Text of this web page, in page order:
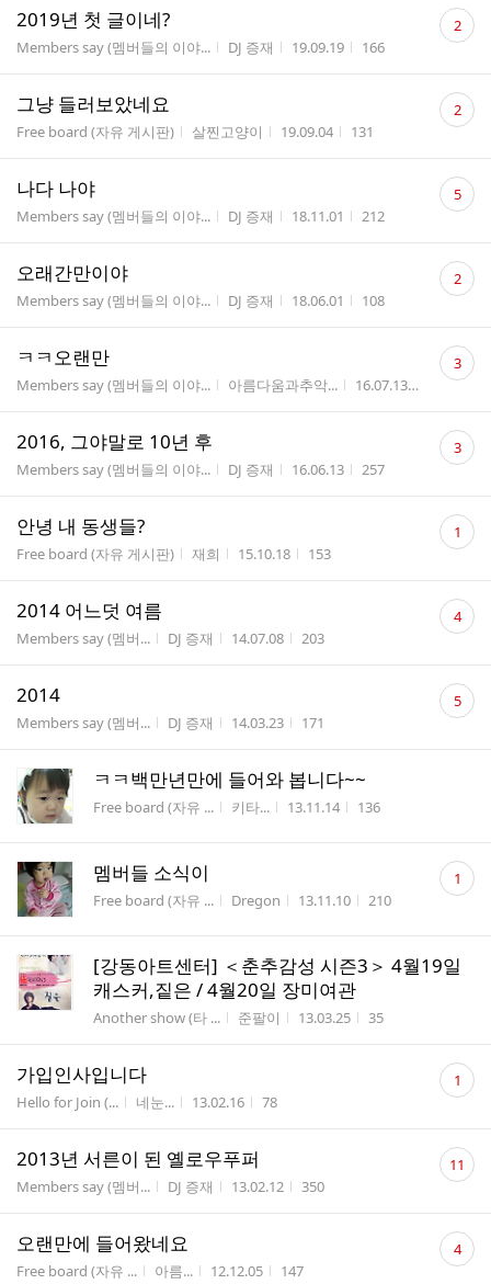
2019년 첫 글이네?
게시판명
Members say (멤버들의 이야... 작성자
DJ 증재 작성시간
19.09.19 조회수
166
댓
글 2
그냥 들러보았네요
게시판명
Free board (자유 게시판) 작성자
살찐고양이 작성시간
19.09.04 조회수
131
댓
글 2
나다 나야
게시판명
Members say (멤버들의 이야... 작성자
DJ 증재 작성시간
18.11.01 조회수
212
댓
글 5
오래간만이야
게시판명
Members say (멤버들의 이야... 작성자
DJ 증재 작성시간
18.06.01 조회수
108
댓
글 2
ㅋㅋ오랜만
게시판명
Members say (멤버들의 이야... 작성자
아름다움과추악... 작성시간
16.07.13 조회수
댓
글 3
2016, 그야말로 10년 후
게시판명
Members say (멤버들의 이야... 작성자
DJ 증재 작성시간
16.06.13 조회수
257
댓
글 3
안녕 내 동생들?
게시판명
Free board (자유 게시판) 작성자
재희 작성시간
15.10.18 조회수
153
댓
글 1
2014 어느덧 여름
게시판명
Members say (멤버... 작성자
DJ 증재 작성시간
14.07.08 조회수
203
댓
글 4
2014
게시판명
Members say (멤버... 작성자
DJ 증재 작성시간
14.03.23 조회수
171
댓
글 5
ㅋㅋ백만년만에 들어와 봅니다~~
게시판명
Free board (자유 ... 작성자
키타... 작성시간
13.11.14 조회수
136
멤버들 소식이
게시판명
Free board (자유 ... 작성자
Dregon 작성시간
13.11.10 조회수
210
댓
글 1
[강동아트센터] ＜춘추감성 시즌3＞ 4월19일
캐스커,짙은 / 4월20일 장미여관
게시판명
Another show (타 ... 작성자
준팔이 작성시간
13.03.25 조회수
35
가입인사입니다
게시판명
Hello for Join (... 작성자
네눈... 작성시간
13.02.16 조회수
78
댓
글 1
2013년 서른이 된 옐로우푸퍼
게시판명
Members say (멤버... 작성자
DJ 증재 작성시간
13.02.12 조회수
350
댓
글11
오랜만에 들어왔네요
게시판명
Free board (자유 ... 작성자
아름... 작성시간
12.12.05 조회수
147
댓
글 4